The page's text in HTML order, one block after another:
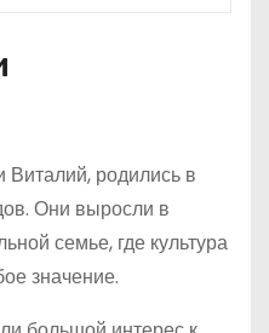
родились в
Они выросли в
семье, где культура
значение.